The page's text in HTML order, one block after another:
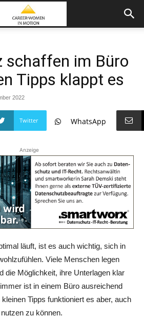
schaffen im Büro
Tipps klappt es
2022
Twitter WhatsApp
Anzeige
läuft, ist es auch wichtig, sich in
Viele Menschen legen
die Möglichkeit, ihre Unterlagen klar
ist in einem Büro ausreichend
Tipps funktioniert es aber, auch
zu können.